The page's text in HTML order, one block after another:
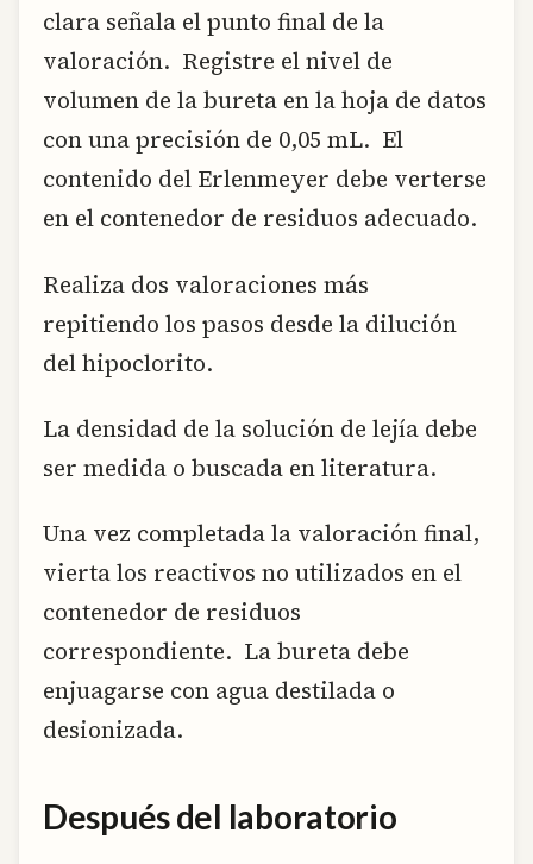
clara señala el punto final de la
valoración. Registre el nivel de
volumen de la bureta en la hoja de datos
con una precisión de 0,05 mL. El
contenido del Erlenmeyer debe verterse
en el contenedor de residuos adecuado.
Realiza dos valoraciones más
repitiendo los pasos desde la dilución
del hipoclorito.
La densidad de la solución de lejía debe
ser medida o buscada en literatura.
Una vez completada la valoración final,
vierta los reactivos no utilizados en el
contenedor de residuos
correspondiente. La bureta debe
enjuagarse con agua destilada o
desionizada.
Después del laboratorio